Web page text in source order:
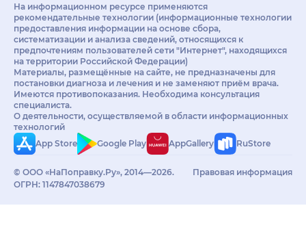
На информационном ресурсе применяются
рекомендательные технологии (информационные технологии
предоставления информации на основе сбора,
систематизации и анализа сведений, относящихся к
предпочтениям пользователей сети "Интернет", находящихся
на территории Российской Федерации)
Материалы, размещённые на сайте, не предназначены для
постановки диагноза и лечения и не заменяют приём врача.
Имеются противопоказания. Необходима консультация
специалиста.
О деятельности, осуществляемой в области информационных
технологий
App Store
Google Play AppGallery RuStore
© ООО «НаПоправку.Ру», 2014—2026.
ОГРН: 1147847038679
Правовая информация